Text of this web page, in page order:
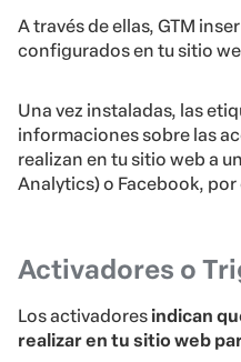
A través de ellas, GTM
configurados en tu sitio
Una vez instaladas, las
informaciones sobre las
realizan en tu sitio web a
Analytics) o Facebook, por
Activadores o
Los activadores indican
realizar en tu sitio web